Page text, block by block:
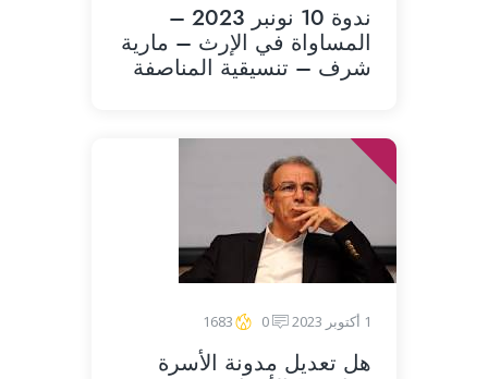
ندوة 10 نونبر 2023 –
المساواة في الإرث – مارية
شرف – تنسيقية المناصفة
1 أكتوبر 2023 0
1683
هل تعديل مدونة الأسرة